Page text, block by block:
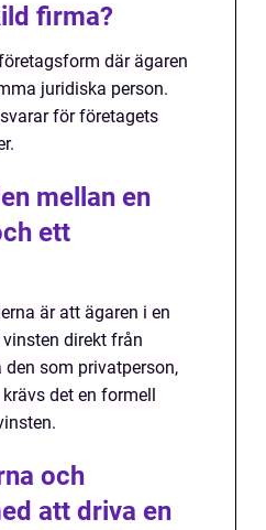
firma?
där ägaren
juridiska person.
för företagets
mellan en
ett
är att ägaren i en
direkt från
som privatperson,
det en formell
och
att driva en